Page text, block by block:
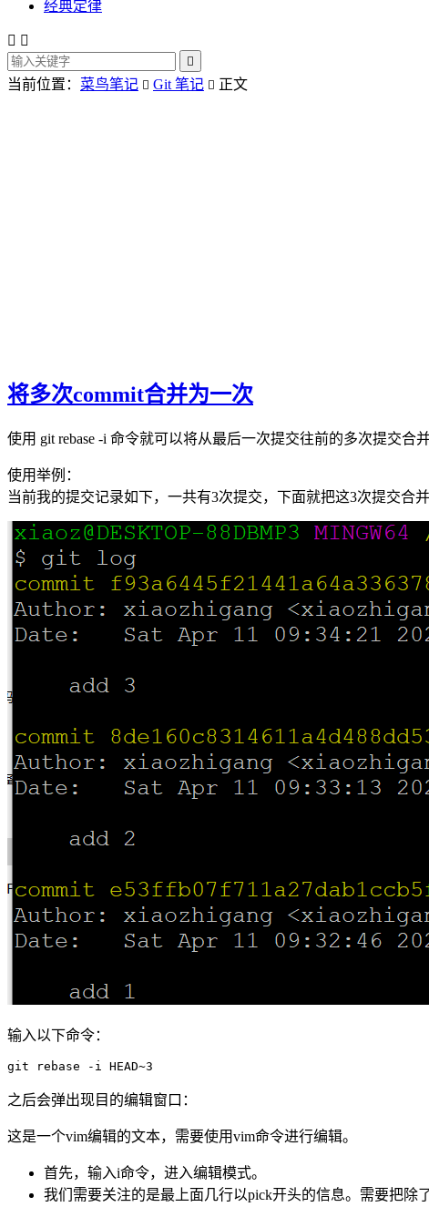
经典定律
 

当前位置： 菜鸟笔记  Git 笔记  正文
将多次commit合并为一次
使用 git rebase -i 命令就可以将从最后一次提交往前的多次提交合并
使用举例：
当前我的提交记录如下，一共有3次提交，下面就把这3次提交合并
输入以下命令：
之后会弹出现目的编辑窗口：
这是一个vim编辑的文本，需要使用vim命令进行编辑。
首先，输入i命令，进入编辑模式。
我们需要关注的是最上面几行以pick开头的信息。需要把除